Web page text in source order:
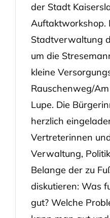
der Stadt
Auftaktworkshop.
Stadtverwaltung
um die
kleine
Rauschenweg/
Lupe. Die
herzlich
Vertreterinnen
Verwaltung,
Belange der zu
diskutieren: Was
gut? Welche